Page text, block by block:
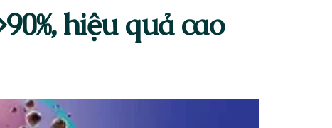
hiệu quả cao